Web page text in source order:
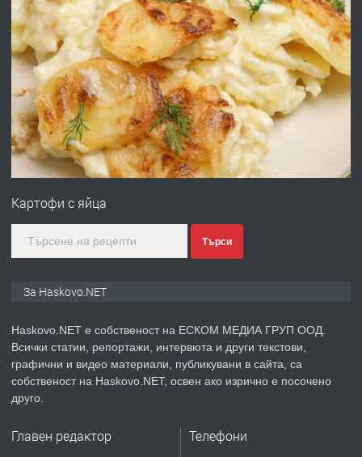
преди 4 дни
ПРЕДЛАГА
№4120 Магазин/Офис под наем в кв.
Любен Каравелов, Хасково-близо до
градската градина!
КУБА
ПРЕДЛАГА
асфалт 0889 537 426
преди 5 дни
ПРЕДЛАГА
Картофи с яйца
Търси
За Haskovo.NET
Haskovo.NET е собственост на ЕСКОМ МЕДИА ГРУП ООД.
Всички статии, репортажи, интервюта и други текстови,
графични и видео материали, публикувани в сайта, са
собственост на Haskovo.NET, освен ако изрично е посочено
друго.
Главен редактор Телефони